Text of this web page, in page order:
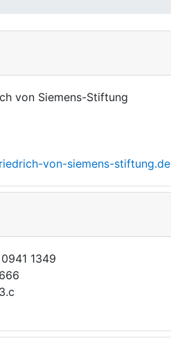
von Siemens-Stiftung
von-siemens-stiftung.de
1349